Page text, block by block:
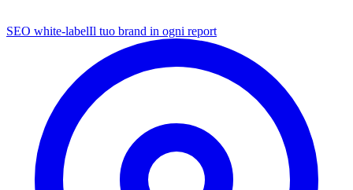
SEO white-labelIl tuo brand in ogni report